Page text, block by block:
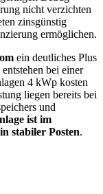
nicht verzichten
zinsgünstig
ermöglichen.
ein deutliches Plus
bei einer
4 kWp kosten
liegen bereits bei
und
ist im
stabiler Posten.